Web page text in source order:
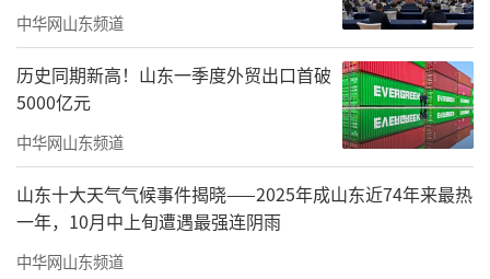
准极为严苛。而海尔空调泰国春武里园区从规
划到落地，全程对标全球顶尖水平。
这座海尔海外首个数字孪生智能互联工厂
规划年产能600万套、总占地约32.4万平方米，
自2025年9月投产亮相就成为泰国智能化程度最
高、空调行业规模最大的海外制造基地。
搭建13大领域23套数字化系统，实现订
中华网山东频道
历史同期新高！山东一季度外贸出口首破
5000亿元
中华网山东频道
山东十大天气气候事件揭晓——2025年成山东近74年来最热
一年，10月中上旬遭遇最强连阴雨
中华网山东频道